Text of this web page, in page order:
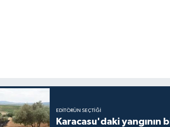
EDITÖRÜN SEÇTIĞI
Karacasu'daki yangının